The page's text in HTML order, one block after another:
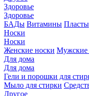
Здоровье
Здоровье
БАДы Витамины
Носки
Носки
Женские носки Мужские
Для дома
Для дома
Гели и порошки для
Мыло для стирки
Другое